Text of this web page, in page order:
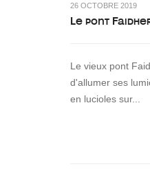
26 OCTOBRE 2019
Le pont
Le vieux pont
d'allumer ses
en lucioles sur...